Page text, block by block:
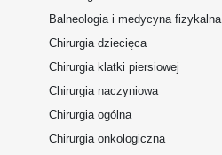
Balneologia i medycyna fizykalna
Chirurgia dziecięca
Chirurgia klatki piersiowej
Chirurgia naczyniowa
Chirurgia ogólna
Chirurgia onkologiczna